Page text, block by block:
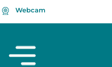
Webcam